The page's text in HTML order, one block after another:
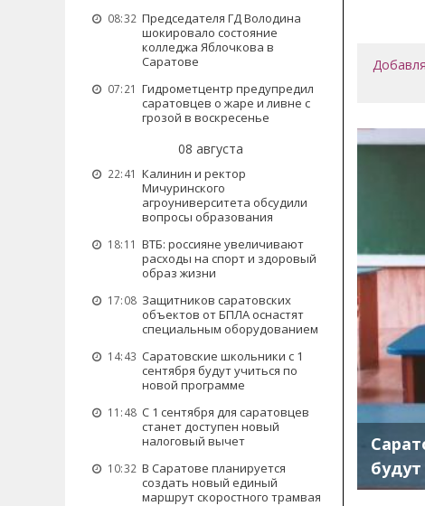
08:32 Председателя ГД Володина
шокировало состояние
колледжа Яблочкова в
Саратове
07:21 Гидрометцентр предупредил
саратовцев о жаре и ливне с
грозой в воскресенье
08 августа
22:41 Калинин и ректор
Мичуринского
агроуниверситета обсудили
вопросы образования
18:11 ВТБ: россияне увеличивают
расходы на спорт и здоровый
образ жизни
17:08 Защитников саратовских
объектов от БПЛА оснастят
специальным оборудованием
14:43 Саратовские школьники с 1
сентября будут учиться по
новой программе
11:48 С 1 сентября для саратовцев
станет доступен новый
налоговый вычет
10:32 В Саратове планируется
создать новый единый
маршрут скоростного трамвая